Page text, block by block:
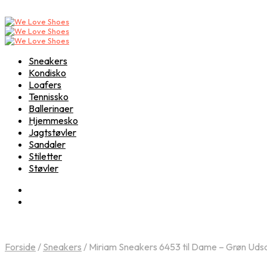
Sneakers
Kondisko
Loafers
Tennissko
Ballerinaer
Hjemmesko
Jagtstøvler
Sandaler
Stiletter
Støvler
Forside / Sneakers / Miriam Sneakers 6453 til Dame – Grøn